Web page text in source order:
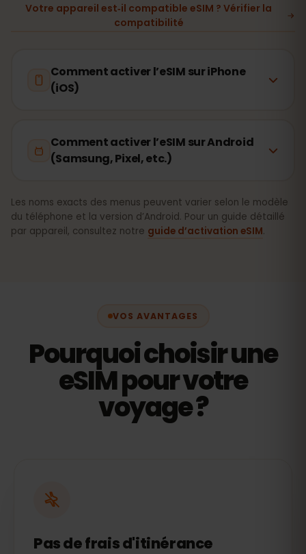
Votre appareil est‑il compatible eSIM ? Vérifier la
compatibilité
Comment activer l’eSIM sur iPhone
(iOS)
Comment activer l’eSIM sur Android
(Samsung, Pixel, etc.)
Les noms exacts des menus peuvent varier selon le modèle
du téléphone et la version d’Android. Pour un guide détaillé
par appareil, consultez notre guide d’activation eSIM.
VOS AVANTAGES
Pourquoi choisir une
eSIM pour votre
voyage ?
Pas de frais d'itinérance